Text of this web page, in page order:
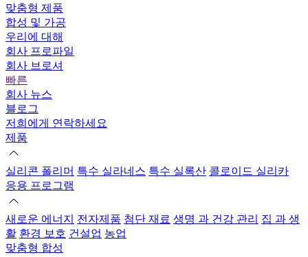
맞춤형 제품
합성 및 가공
우리에 대해
회사 프로파일
회사 브로셔
빠른
회사 뉴스
블로그
저희에게 연락하세요
제품
실리콘 폴리머 특수 실라네스 특수 실록산 콜로이드 실리카
응용 프로그램
새로운 에너지 전자제품 첨단 재료 생명 과 건강 관리 집 과 생
활 환경 보호 건설업 농업
맞춤형 합성